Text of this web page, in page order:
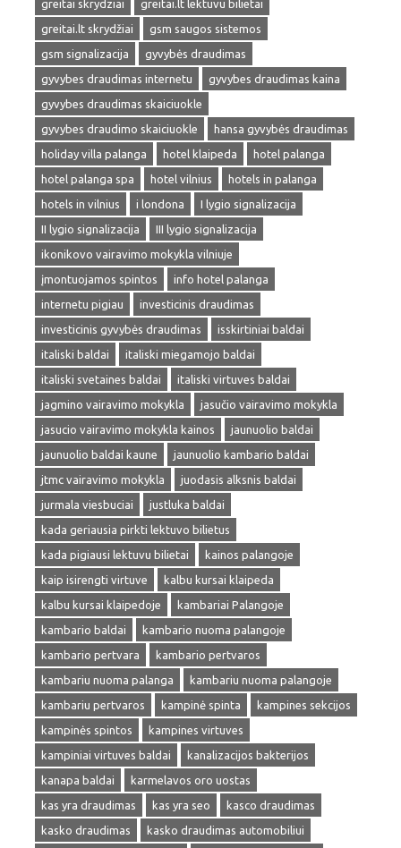
greitai skrydziai
greitai.lt lektuvu bilietai
greitai.lt skrydžiai
gsm saugos sistemos
gsm signalizacija
gyvybės draudimas
gyvybes draudimas internetu
gyvybes draudimas kaina
gyvybes draudimas skaiciuokle
gyvybes draudimo skaiciuokle
hansa gyvybės draudimas
holiday villa palanga
hotel klaipeda
hotel palanga
hotel palanga spa
hotel vilnius
hotels in palanga
hotels in vilnius
i londona
I lygio signalizacija
II lygio signalizacija
III lygio signalizacija
ikonikovo vairavimo mokykla vilniuje
įmontuojamos spintos
info hotel palanga
internetu pigiau
investicinis draudimas
investicinis gyvybės draudimas
isskirtiniai baldai
italiski baldai
italiski miegamojo baldai
italiski svetaines baldai
italiski virtuves baldai
jagmino vairavimo mokykla
jasučio vairavimo mokykla
jasucio vairavimo mokykla kainos
jaunuolio baldai
jaunuolio baldai kaune
jaunuolio kambario baldai
jtmc vairavimo mokykla
juodasis alksnis baldai
jurmala viesbuciai
justluka baldai
kada geriausia pirkti lektuvo bilietus
kada pigiausi lektuvu bilietai
kainos palangoje
kaip isirengti virtuve
kalbu kursai klaipeda
kalbu kursai klaipedoje
kambariai Palangoje
kambario baldai
kambario nuoma palangoje
kambario pertvara
kambario pertvaros
kambariu nuoma palanga
kambariu nuoma palangoje
kambariu pertvaros
kampinė spinta
kampines sekcijos
kampinės spintos
kampines virtuves
kampiniai virtuves baldai
kanalizacijos bakterijos
kanapa baldai
karmelavos oro uostas
kas yra draudimas
kas yra seo
kasco draudimas
kasko draudimas
kasko draudimas automobiliui